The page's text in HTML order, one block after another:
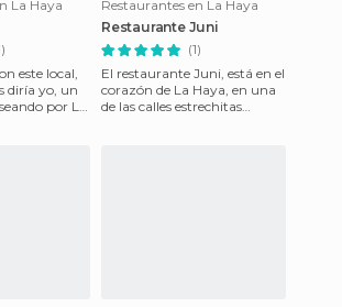
La Haya
este local,
diría yo, un
por La
Restaurantes en La Haya
Restaurante Juni
(1)
El restaurante Juni, está en el
corazón de La Haya, en una
de las calles estrechitas